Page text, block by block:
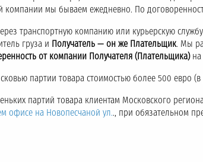
компании мы бываем ежедневно. По
транспортную компанию или курьерскую
груза и Получатель — он же Плательщик. Мы
от компании Получателя (Плательщика)на
партии товара стоимостью более 500 евро (в
партий товара клиентам Московского
офисе на Новопесчаной ул.., при обязательном